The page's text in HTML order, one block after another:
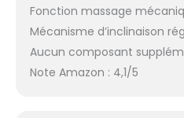
Fonction massage
Mécanisme d’inclinaison
Aucun composant
Note Amazon : 4,1/5